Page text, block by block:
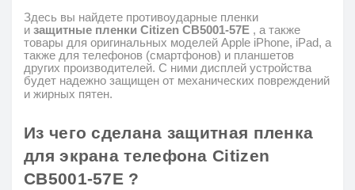
Здесь вы найдете противоударные пленки
и защитные пленки Citizen CB5001-57E , а также
товары для оригинальных моделей Apple iPhone, iPad, а
также для телефонов (смартфонов) и планшетов
других производителей. С ними дисплей устройства
будет надежно защищен от механических повреждений
и жирных пятен.
Из чего сделана защитная пленка
для экрана телефона Citizen
CB5001-57E ?